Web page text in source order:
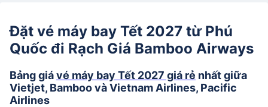
Đặt vé máy bay Tết 2027 từ Phú
Quốc đi Rạch Giá Bamboo Airways
Bảng giávé máy bay Tết 2027 giá rẻ nhất giữa
Vietjet, Bamboo và Vietnam Airlines, Pacific
Airlines